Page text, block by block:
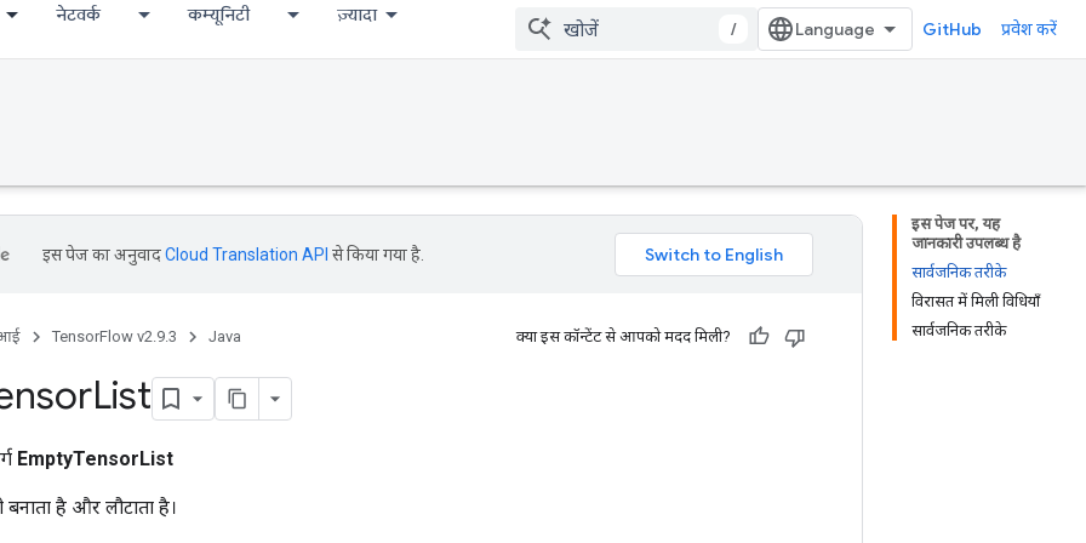
नेटवर्क कम्यूनिटी ज़्यादा
/ GitHub प्रवेश करें
इस पेज पर, यह
जानकारी उपलब्ध है
सार्वजनिक तरीके
विरासत में मिली विधियाँ
सार्वजनिक तरीके
इस पेज का अनुवादCloud Translation API से किया गया है.
TensorFlow v2.9.3 Java क्या इस कॉन्टेंट से आपको मदद मिली?
List
EmptyTensorList
है और लौटाता है।